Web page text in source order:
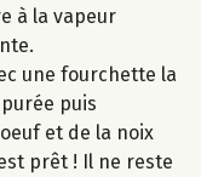
à la vapeur
une fourchette la
puis
et de la noix
prêt ! Il ne reste